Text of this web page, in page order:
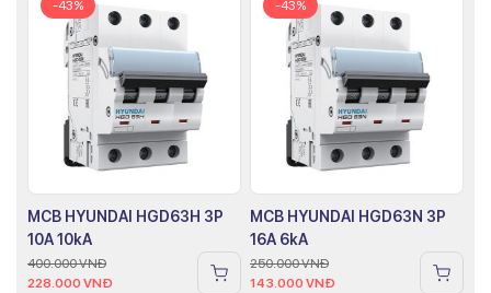
-43%
MCB HYUNDAI HGD63H 3P
10A 10kA
400.000VNĐ
228.000 VNĐ
-43%
MCB HYUNDAI HGD63N 3P
16A 6kA
250.000VNĐ
143.000 VNĐ